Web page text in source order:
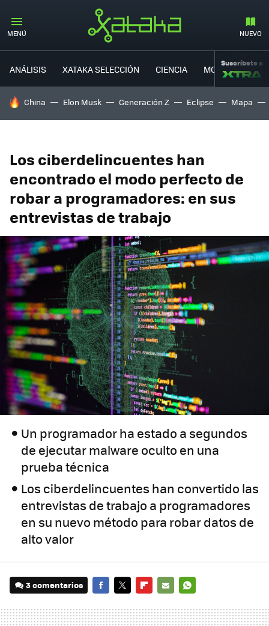
MENÚ NUEVO
ANÁLISIS XATAKA SELECCIÓN CIENCIA MOVILIDAD
Suscríbete a
HOY SE HABLA DE
China Elon Musk Generación Z Eclipse Mapa
Los ciberdelincuentes han
encontrado el modo perfecto de
robar a programadores: en sus
entrevistas de trabajo
Un programador ha estado a segundos
de ejecutar malware oculto en una
prueba técnica
Los ciberdelincuentes han convertido las
entrevistas de trabajo a programadores
en su nuevo método para robar datos de
alto valor
3 comentarios
MAIL